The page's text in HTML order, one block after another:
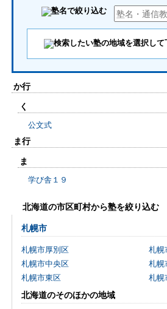
か行
く
公文式
ま行
ま
学び舎１９
北海道の市区町村から塾を絞り込む
札幌市
札幌市厚別区 札幌
札幌市中央区
札幌
札幌市東区
札幌
北海道のそのほかの地域